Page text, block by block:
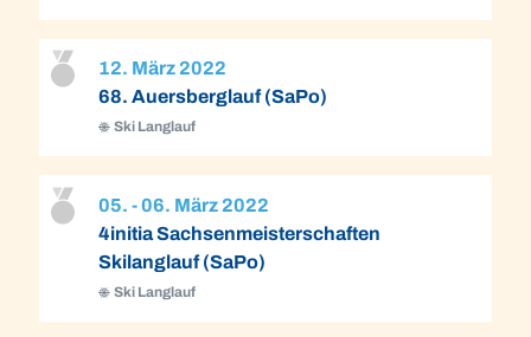
12. März 2022
68. Auersberglauf (SaPo)
Ski Langlauf
05. - 06. März 2022
4initia Sachsenmeisterschaften
Skilanglauf (SaPo)
Ski Langlauf